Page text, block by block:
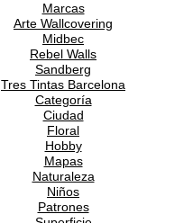
Marcas
Arte Wallcovering
Midbec
Rebel Walls
Sandberg
Tres Tintas Barcelona
Categoría
Ciudad
Floral
Hobby
Mapas
Naturaleza
Niños
Patrones